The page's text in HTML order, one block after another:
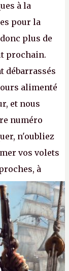
à la
pour la
plus de
prochain.
débarrassés
alimenté
et nous
numéro
n'oubliez
vos volets
à
croisez